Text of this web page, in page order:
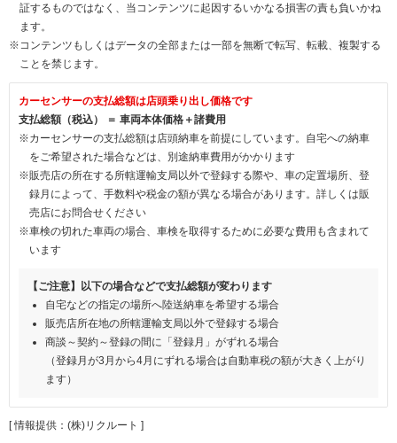
証するものではなく、当コンテンツに起因するいかなる損害の責も負いかね
ます。
※コンテンツもしくはデータの全部または一部を無断で転写、転載、複製する
ことを禁じます。
カーセンサーの支払総額は店頭乗り出し価格です
支払総額（税込） ＝ 車両本体価格＋諸費用
※カーセンサーの支払総額は店頭納車を前提にしています。自宅への納車
をご希望された場合などは、別途納車費用がかかります
※販売店の所在する所轄運輸支局以外で登録する際や、車の定置場所、登
録月によって、手数料や税金の額が異なる場合があります。詳しくは販
売店にお問合せください
※車検の切れた車両の場合、車検を取得するために必要な費用も含まれて
います
【ご注意】以下の場合などで支払総額が変わります
自宅などの指定の場所へ陸送納車を希望する場合
販売店所在地の所轄運輸支局以外で登録する場合
商談～契約～登録の間に「登録月」がずれる場合
（登録月が3月から4月にずれる場合は自動車税の額が大きく上がり
ます）
[ 情報提供：(株)リクルート ]